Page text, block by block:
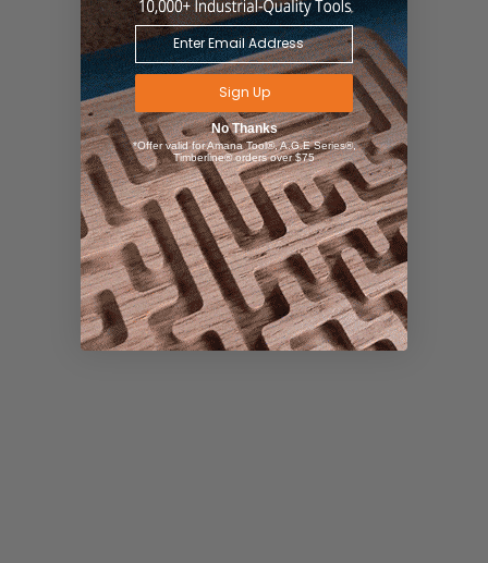
Sign Up
No Thanks
*Offer valid for Amana Tool®, A.G.E Series®,
Timberline® orders over $75